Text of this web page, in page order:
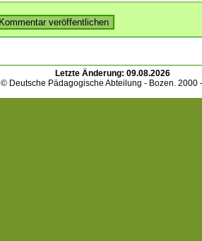
Letzte Änderung: 09.08.2026
© Deutsche Pädagogische Abteilung - Bozen. 2000